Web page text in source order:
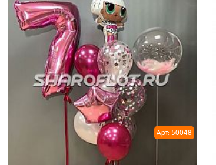
2 856 ₽/ шт
В корзину
Купить в 1 клик
В избранное
В наличии
Арт: 50048